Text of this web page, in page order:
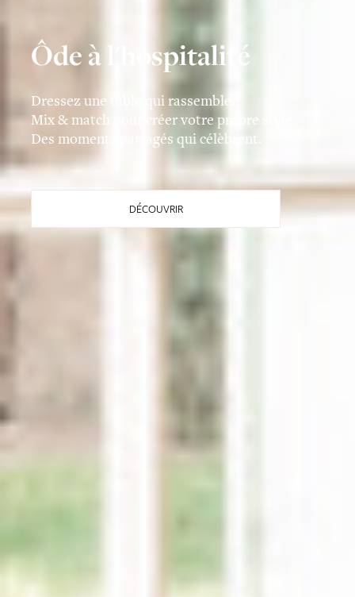
Ôde à l'hospitalité
Dressez une table qui rassemble.
Mix & match pour créer votre propre style.
Des moments partagés qui célèbrent.
DÉCOUVRIR